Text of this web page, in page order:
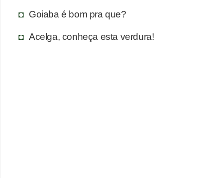
Goiaba é bom pra que?
Acelga, conheça esta verdura!